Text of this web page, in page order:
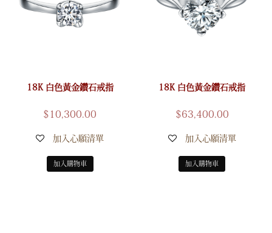
18K 白色黃金鑽石戒指
$ 10,300.00
加入心願清單
加入購物車
18K 白色黃金鑽石戒指
$63,400.00
加入心願清單
加入購物車